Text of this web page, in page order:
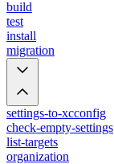
build
test
install
migration
settings-to-xcconfig
check-empty-settings
list-targets
organization